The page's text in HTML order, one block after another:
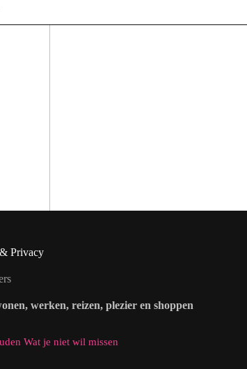
Privacy
werken, reizen, plezier en shoppen
Wat je niet wil missen